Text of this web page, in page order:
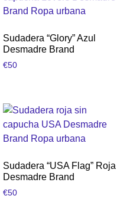
Sudadera “Glory” Azul
Desmadre Brand
€50
Sudadera “USA Flag” Roja
Desmadre Brand
€50